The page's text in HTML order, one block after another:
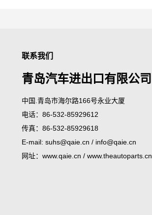
联系我们
青岛汽车进出口有限公司
中国.青岛市海尔路166号永业大厦
电话：86-532-85929612
传真：86-532-85929618
E-mail: suhs@qaie.cn / info@qaie.cn
网址： www.qaie.cn / www.theautoparts.cn